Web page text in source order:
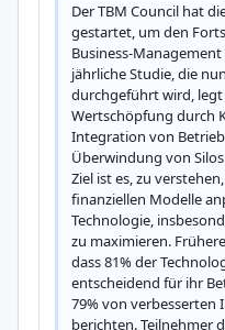
Der TBM Council hat
gestartet, um den
Business-Management
jährliche Studie, die
durchgeführt wird, legt
Wertschöpfung durch
Integration von
Überwindung von
Ziel ist es, zu
finanziellen Modelle
Technologie,
zu maximieren.
dass 81% der
entscheidend für ihr
79% von
berichten. Teilnehmer